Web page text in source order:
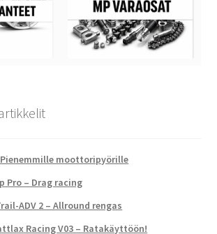
Pienemmille moottoripyörille
Pro – Drag racing
ADV 2 – Allround rengas
Racing V03 – Ratakäyttöön!